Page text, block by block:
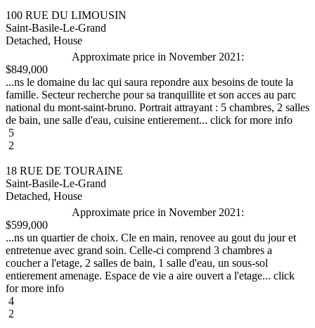
100 RUE DU LIMOUSIN
Saint-Basile-Le-Grand
Detached, House
Approximate price in November 2021:
$849,000
...ns le domaine du lac qui saura repondre aux besoins de toute la
famille. Secteur recherche pour sa tranquillite et son acces au parc
national du mont-saint-bruno. Portrait attrayant : 5 chambres, 2 salles
de bain, une salle d'eau, cuisine entierement... click for more info
5
2
18 RUE DE TOURAINE
Saint-Basile-Le-Grand
Detached, House
Approximate price in November 2021:
$599,000
...ns un quartier de choix. Cle en main, renovee au gout du jour et
entretenue avec grand soin. Celle-ci comprend 3 chambres a
coucher a l'etage, 2 salles de bain, 1 salle d'eau, un sous-sol
entierement amenage. Espace de vie a aire ouvert a l'etage... click
for more info
4
2